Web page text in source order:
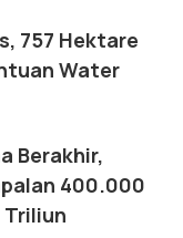
757 Hektare
Water
Berakhir,
400.000
Triliun